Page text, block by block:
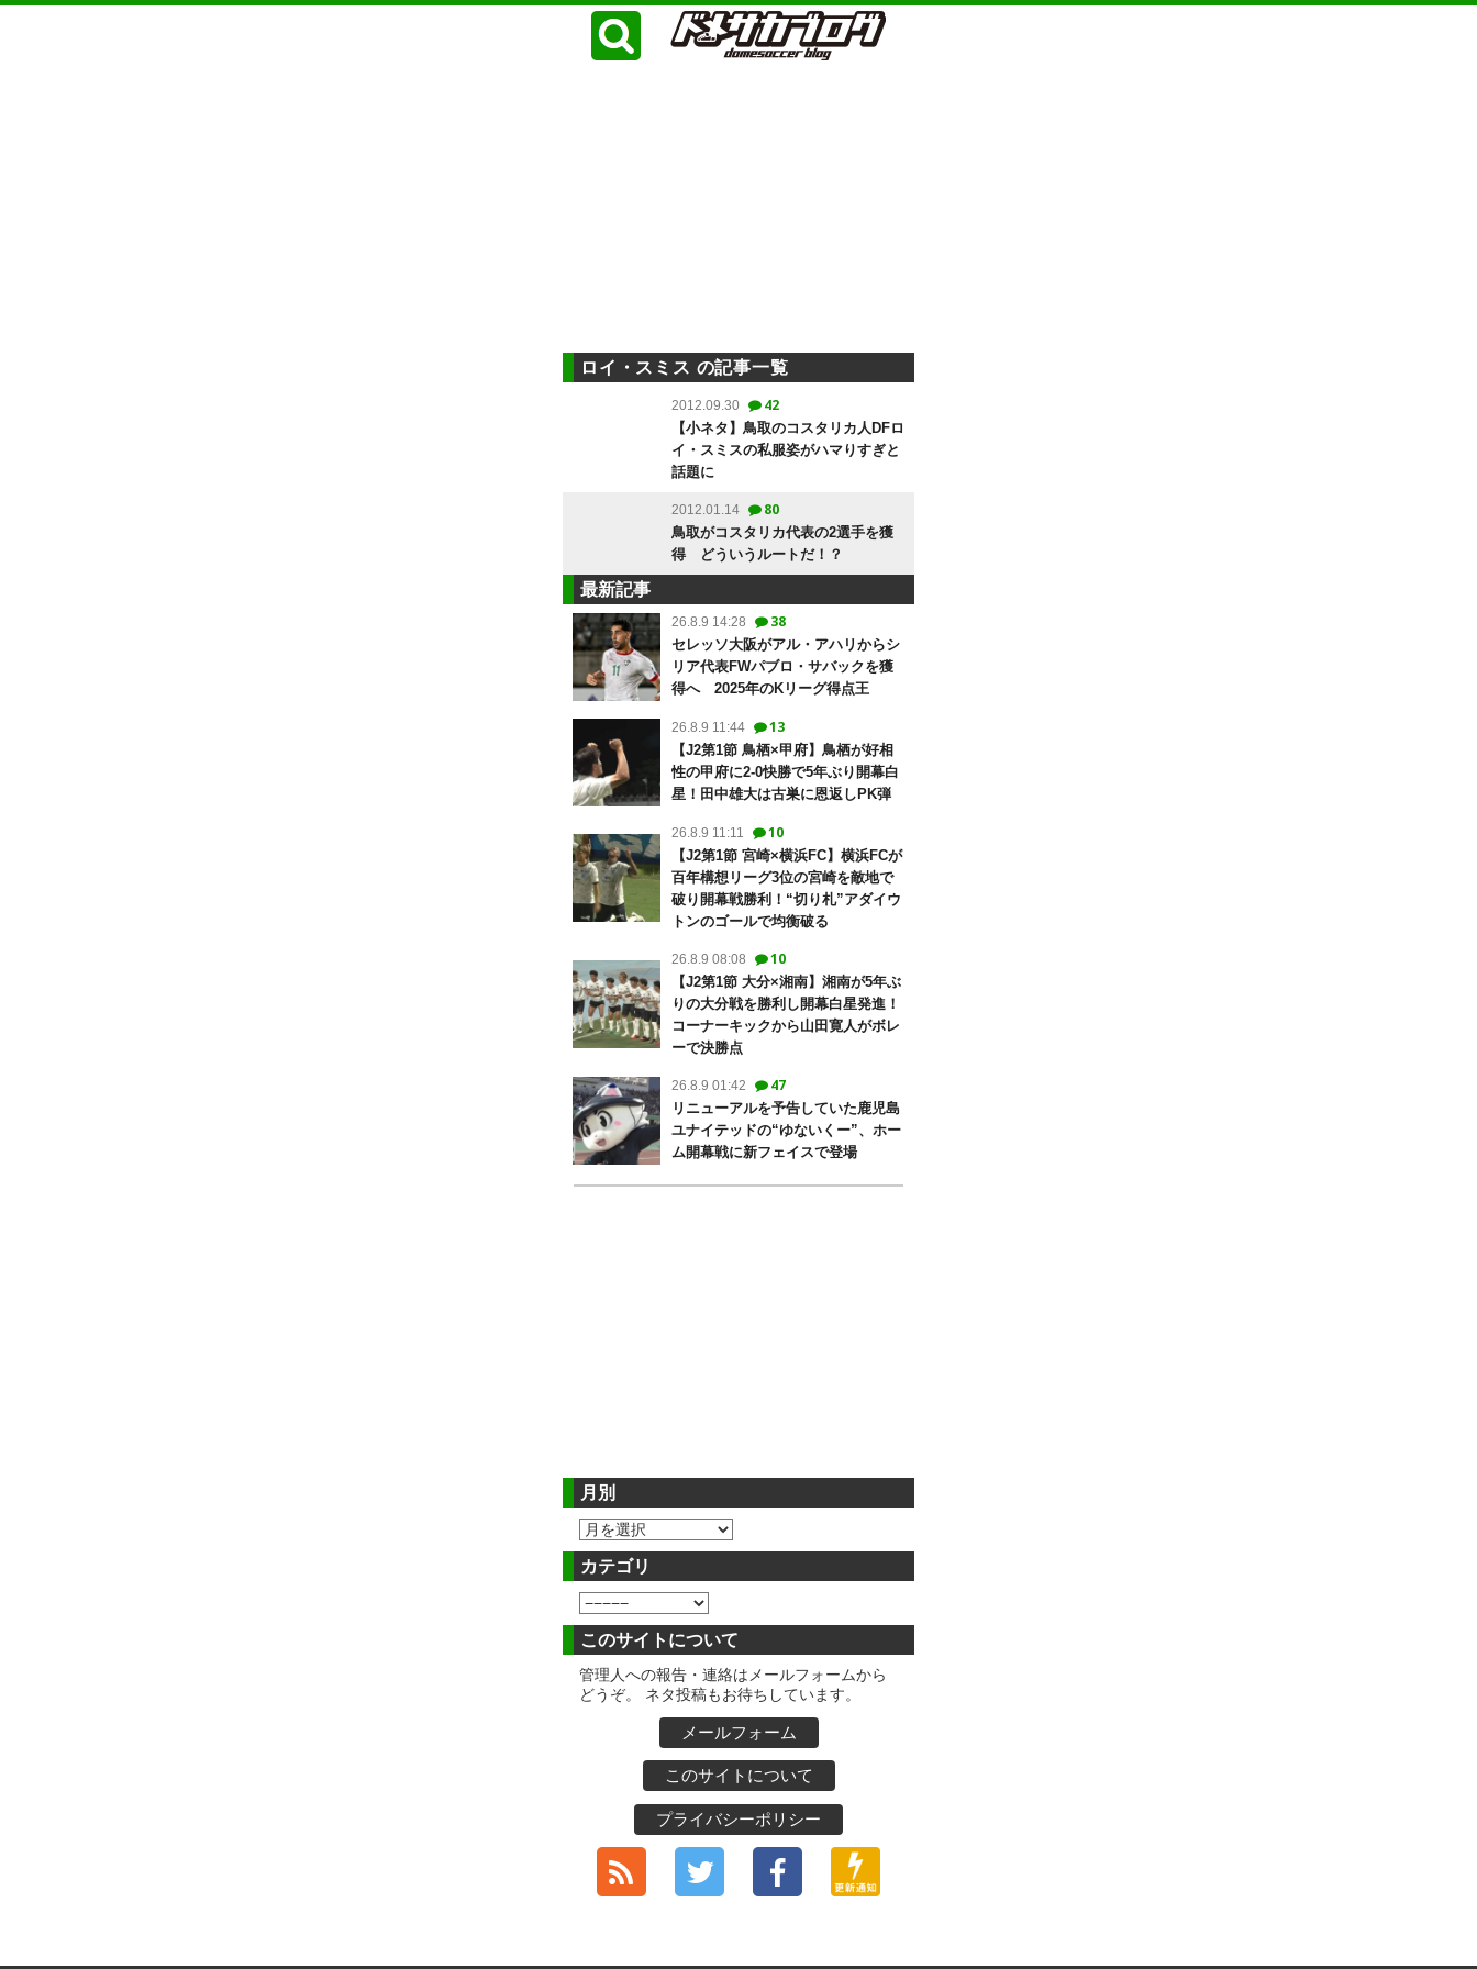
ロイ・スミス の記事一覧
2012.09.30 42
【小ネタ】鳥取のコスタリカ人DFロ
イ・スミスの私服姿がハマりすぎと
話題に
2012.01.14 80
鳥取がコスタリカ代表の2選手を獲
得 どういうルートだ！？
最新記事
26.8.9 14:28 38
セレッソ大阪がアル・アハリからシ
リア代表FWパブロ・サバックを獲
得へ 2025年のKリーグ得点王
26.8.9 11:44 13
【J2第1節 鳥栖×甲府】鳥栖が好相
性の甲府に2-0快勝で5年ぶり開幕白
星！田中雄大は古巣に恩返しPK弾
26.8.9 11:11 10
【J2第1節 宮崎×横浜FC】横浜FCが
百年構想リーグ3位の宮崎を敵地で
破り開幕戦勝利！“切り札”アダイウ
トンのゴールで均衡破る
26.8.9 08:08 10
【J2第1節 大分×湘南】湘南が5年ぶ
りの大分戦を勝利し開幕白星発進！
コーナーキックから山田寛人がボレ
ーで決勝点
26.8.9 01:42 47
リニューアルを予告していた鹿児島
ユナイテッドの“ゆないくー”、ホー
ム開幕戦に新フェイスで登場
月別
カテゴリ
このサイトについて
管理人への報告・連絡はメールフォームから
どうぞ。 ネタ投稿もお待ちしています。
メールフォーム
このサイトについて
プライバシーポリシー